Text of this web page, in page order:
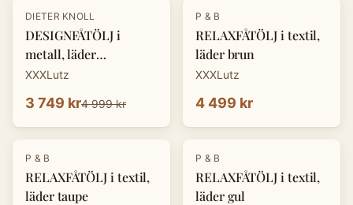
-25%
DIETER KNOLL
DESIGNFÅTÖLJ i
metall, läder
cognacfärgad
XXXLutz
3 749 kr4 999 kr
P & B
RELAXFÅTÖLJ i textil,
läder brun
XXXLutz
4 499 kr
P & B
RELAXFÅTÖLJ i textil,
läder taupe
P & B
RELAXFÅTÖLJ i textil,
läder gul